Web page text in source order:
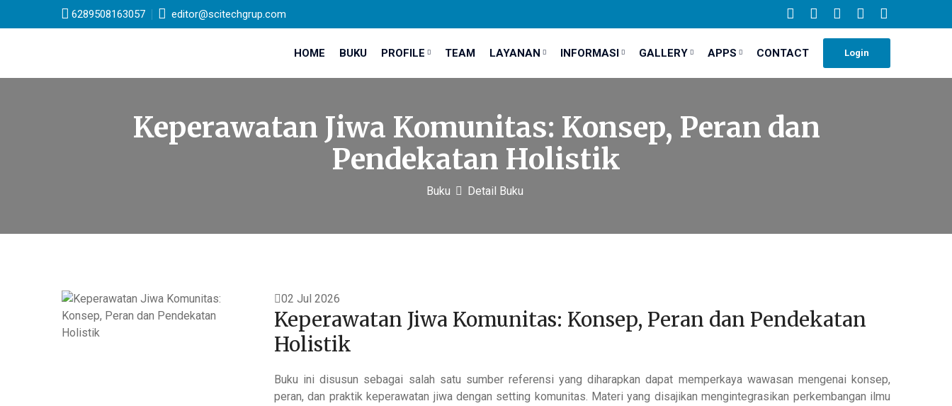
6289508163057 editor@scitechgrup.com
Login
HOME BUKU PROFILE TEAM LAYANAN INFORMASI GALLERY APPS CONTACT
Keperawatan Jiwa Komunitas: Konsep, Peran dan
Pendekatan Holistik
Buku Detail Buku
02 Jul 2026
Keperawatan Jiwa Komunitas: Konsep, Peran dan Pendekatan
Holistik
Buku ini disusun sebagai salah satu sumber referensi yang diharapkan dapat memperkaya wawasan mengenai konsep,
peran, dan praktik keperawatan jiwa dengan setting komunitas. Materi yang disajikan mengintegrasikan perkembangan ilmu